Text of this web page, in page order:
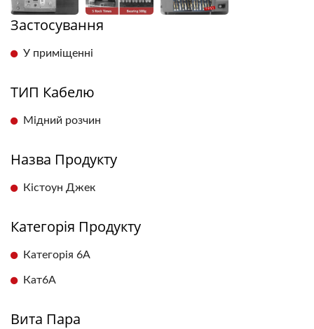
Застосування
У приміщенні
ТИП Кабелю
Мідний розчин
Назва Продукту
Кістоун Джек
Категорія Продукту
Категорія 6А
Кат6А
Вита Пара